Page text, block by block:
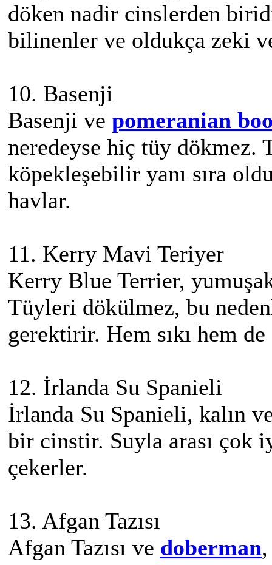
döken nadir cinslerden
bilinenler ve oldukça zeki
10. Basenji
Basenji ve pomeranian
neredeyse hiç tüy dökmez.
köpekleşebilir yanı sıra
havlar.
11. Kerry Mavi Teriyer
Kerry Blue Terrier,
Tüyleri dökülmez, bu
gerektirir. Hem sıkı hem
12. İrlanda Su Spanieli
İrlanda Su Spanieli, kalın
bir cinstir. Suyla arası çok
çekerler.
13. Afgan Tazısı
Afgan Tazısı ve doberman